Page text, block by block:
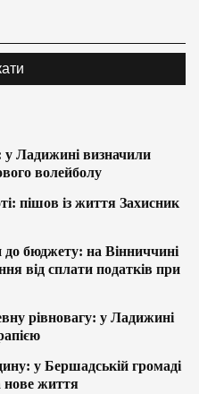
у Ладижині визначили
волейболу
пішов із життя Захисник
бюджету: на Вінниччині
від сплати податків при
рівновагу: у Ладижині
у Бершадській громаді
нове життя